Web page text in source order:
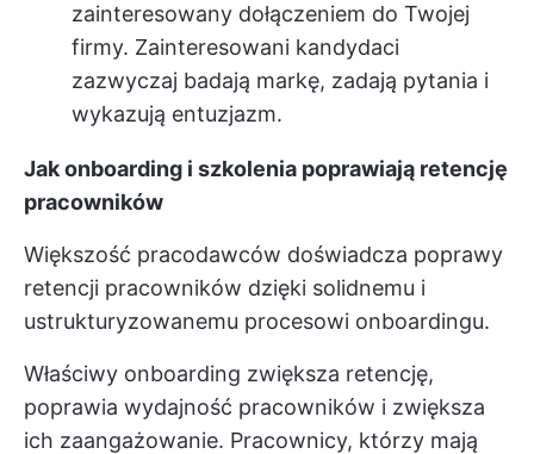
zainteresowany dołączeniem do Twojej
firmy. Zainteresowani kandydaci
zazwyczaj badają markę, zadają pytania i
wykazują entuzjazm.
Jak onboarding i szkolenia poprawiają retencję
pracowników
Większość pracodawców doświadcza poprawy
retencji pracowników dzięki solidnemu i
ustrukturyzowanemu procesowi onboardingu.
Właściwy onboarding zwiększa retencję,
poprawia wydajność pracowników i zwiększa
ich zaangażowanie. Pracownicy, którzy mają